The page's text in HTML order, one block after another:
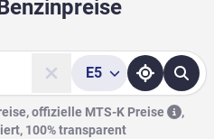
E5
offizielle MTS-K Preise
,
100% transparent